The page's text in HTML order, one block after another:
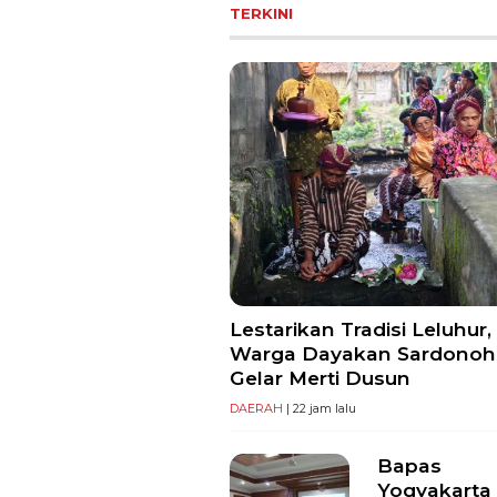
TERKINI
Lestarikan Tradisi Leluhur,
Warga Dayakan
Gelar Merti Dusun
DAERAH | 22 jam lalu
Bapas
Yogyakarta